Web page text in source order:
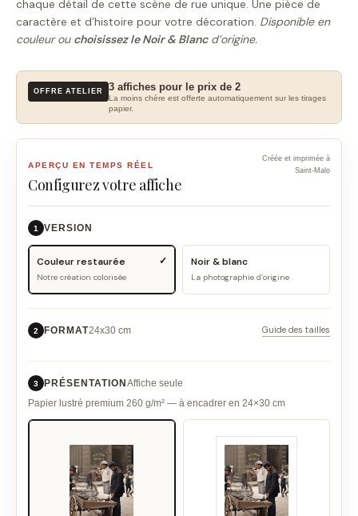
chaque détail de cette scène de rue unique. Une pièce de
caractère et d’histoire pour votre décoration. Disponible en
couleur ou choisissez le Noir & Blancd’origine.
OFFRE ATELIER 3 affiches pour le prix de 2
La moins chère est offerte automatiquement sur les tirages
papier.
APERÇU EN TEMPS RÉEL
Configurez votre affiche
Créée et imprimée à
Saint-Malo
1 VERSION
Couleur restaurée
Notre création colorisée
Noir & blanc
La photographie d’origine
2 FORMAT24x30 cm Guide des tailles
3 PRÉSENTATION Affiche seule
Papier lustré premium 260 g/m² — à encadrer en 24×30 cm